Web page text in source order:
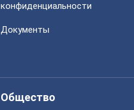
конфиденциальности
Документы
Общество